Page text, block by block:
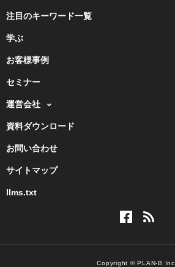
注目のキーワード一覧
学ぶ
お客様事例
セミナー
運営会社
資料ダウンロード
お問い合わせ
サイトマップ
llms.txt
Copyright © PLAN-B Inc.